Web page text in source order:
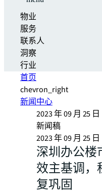
物业
服务
联系人
洞察
行业
首页
chevron_right
新闻中心
2023 年 09 月 25 日
新闻稿
2023 年 09 月 25 日
深圳办公楼
效主基调，
复巩固